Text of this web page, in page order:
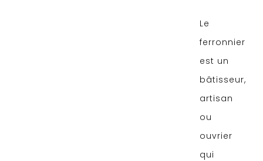
Le
ferronnier
est un
bâtisseur,
artisan
ou
ouvrier
qui